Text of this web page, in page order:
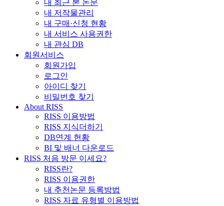
내 최근 본 논문
내 저작물관리
내 구매·신청 현황
내 서비스 사용권한
내 관심 DB
회원서비스
회원가입
로그인
아이디 찾기
비밀번호 찾기
About RISS
RISS 이용방법
RISS 지식더하기
DB연계 현황
BI 및 배너 다운로드
RISS 처음 방문 이세요?
RISS란?
RISS 이용권한
내 추천논문 등록방법
RISS 자료 유형별 이용방법